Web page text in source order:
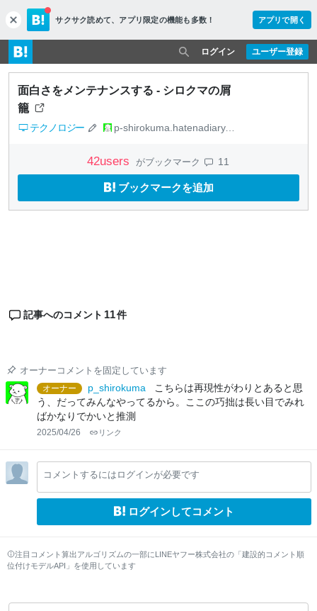
c
l
o
s
e
サクサク読めて、 アプリ限定の機能も多数！ アプリで開く
ユーザー登録
ログイン
面白さをメンテナンスする - シロクマの屑
籠
テクノロジー p-shirokuma.hatenadiary.com
42users がブックマーク 11
ブックマークを追加
記事へのコメント 11件
オーナーコメントを固定しています
オーナー
p_shirokuma
こちらは再現性がわりとあると思
う、だってみんなやってるから。ここの巧拙は長い目でみれ
ばかなりでかいと推測
2025/04/26 リンク
コメントするにはログインが必要です
ログインしてコメント
注目コメント算出アルゴリズムの一部にLINEヤフー株式会社の「建設的コメント順
位付けモデルAPI」を使用しています